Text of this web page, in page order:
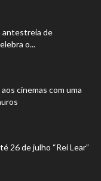
antestreia de
o...
cinemas com uma
26 de julho “Rei Lear”